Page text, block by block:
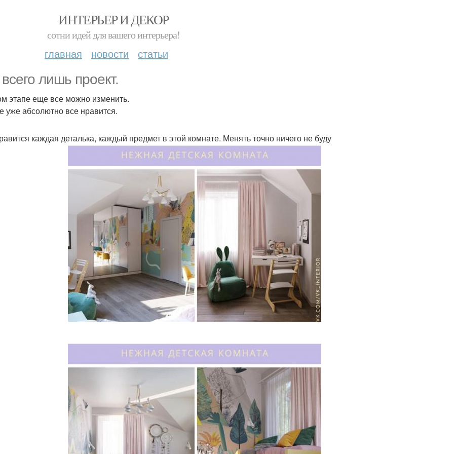
ИНТЕРЬЕР И ДЕКОР
сотни идей для вашего интерьера!
главная новости статьи
лишь проект.
этапе еще все можно изменить.
уже абсолютно все нравится.
каждая деталька, каждый предмет в этой комнате. Менять точно ничего не буду